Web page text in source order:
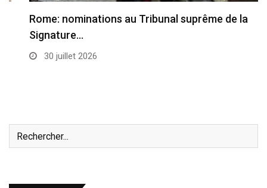
Rome: nominations au Tribunal suprême de la
Signature…
30 juillet 2026